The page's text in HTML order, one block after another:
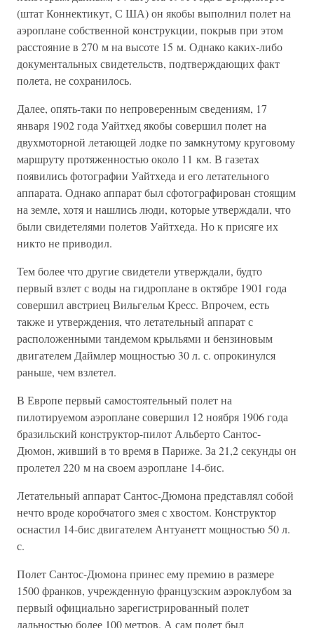
(штат Коннектикут, С ША) он якобы выполнил полет на
аэроплане собственной конструкции, покрыв при этом
расстояние в 270 м на высоте 15 м. Однако каких-либо
документальных свидетельств, подтверждающих факт
полета, не сохранилось.
Далее, опять-таки по непроверенным сведениям, 17
января 1902 года Уайтхед якобы совершил полет на
двухмоторной летающей лодке по замкнутому круговому
маршруту протяженностью около 11 км. В газетах
появились фотографии Уайтхеда и его летательного
аппарата. Однако аппарат был сфотографирован стоящим
на земле, хотя и нашлись люди, которые утверждали, что
были свидетелями полетов Уайтхеда. Но к присяге их
никто не приводил.
Тем более что другие свидетели утверждали, будто
первый взлет с воды на гидроплане в октябре 1901 года
совершил австриец Вильгельм Кресс. Впрочем, есть
также и утверждения, что летательный аппарат с
расположенными тандемом крыльями и бензиновым
двигателем Даймлер мощностью 30 л. с. опрокинулся
раньше, чем взлетел.
В Европе первый самостоятельный полет на
пилотируемом аэроплане совершил 12 ноября 1906 года
бразильский конструктор-пилот Альберто Сантос-
Дюмон, живший в то время в Париже. За 21,2 секунды он
пролетел 220 м на своем аэроплане 14-бис.
Летательный аппарат Сантос-Дюмона представлял собой
нечто вроде коробчатого змея с хвостом. Конструктор
оснастил 14-бис двигателем Антуанетт мощностью 50 л.
с.
Полет Сантос-Дюмона принес ему премию в размере
1500 франков, учрежденную французским аэроклубом за
первый официально зарегистрированный полет
дальностью более 100 метров. А сам полет был